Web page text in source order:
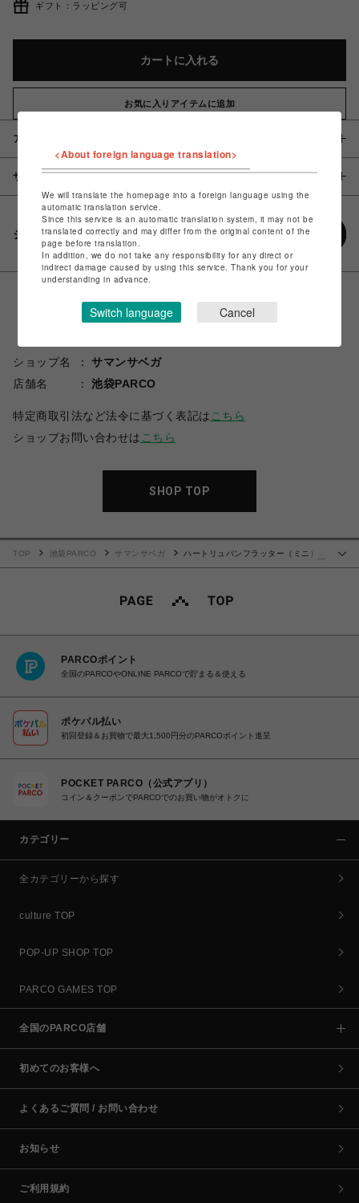
ギフト：ラッピング可
カートに入れる
お気に入りアイテムに追加
アイテム説明 / 素材
サイズ
シェアする
ショップ名
サマンサベガ
店舗名
池袋PARCO
特定商取引法など法令に基づく表記は こちら
ショップお問い合わせは こちら
SHOP TOP
TOP 池袋PARCO サマンサベガ
ハートリュバンフラッター（ミニ）
PARCOポイント
全国のPARCOやONLINE PARCOで貯まる＆使える
ポケパル払い
初回登録＆お買物で最大1,500円分のPARCOポイント進呈
POCKET PARCO（公式アプリ）
コイン＆クーポンでPARCOでのお買い物がオトクに
カテゴリー
全カテゴリーから探す
culture TOP
POP-UP SHOP TOP
PARCO GAMES TOP
全国のPARCO店舗
初めてのお客様へ
よくあるご質問 / お問い合わせ
お知らせ
ご利用規約
<About foreign language translation>
We will translate the homepage into a foreign language using the
automatic translation service.
Since this service is an automatic translation system, it may not be
translated correctly and may differ from the original content of the
page before translation.
In addition, we do not take any responsibility for any direct or
indirect damage caused by using this service. Thank you for your
understanding in advance.
Switch language Cancel